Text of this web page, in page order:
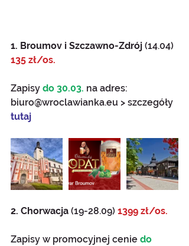
1. Broumov i Szczawno-Zdrój (14.04)
135 zł/os.
Zapisy do 30.03. na adres:
biuro@wroclawianka.eu > szczegóły
tutaj
2. Chorwacja (19-28.09) 1399 zł/os.
Zapisy w promocyjnej cenie do